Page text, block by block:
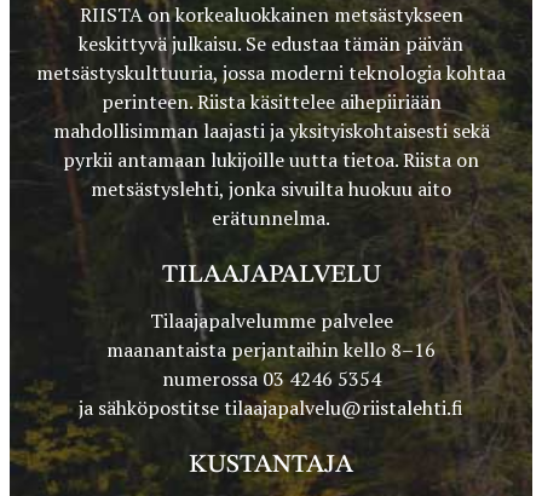
RIISTA on korkealuokkainen metsästykseen
keskittyvä julkaisu. Se edustaa tämän päivän
metsästyskulttuuria, jossa moderni teknologia kohtaa
perinteen. Riista käsittelee aihepiiriään
mahdollisimman laajasti ja yksityiskohtaisesti sekä
pyrkii antamaan lukijoille uutta tietoa. Riista on
metsästyslehti, jonka sivuilta huokuu aito
erätunnelma.
TILAAJAPALVELU
Tilaajapalvelumme palvelee
maanantaista perjantaihin kello 8–16
numerossa 03 4246 5354
ja sähköpostitsetilaajapalvelu@riistalehti.fi
KUSTANTAJA